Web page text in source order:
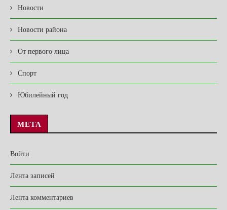
Новости
Новости района
От первого лица
Спорт
Юбилейный год
МЕТА
Войти
Лента записей
Лента комментариев